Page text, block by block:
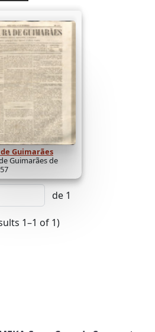
Guimarães
Guimarães de
de 1
1–1 of 1)